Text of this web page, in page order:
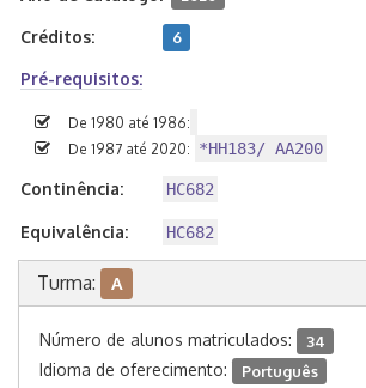
Créditos: 6
Pré-requisitos:
De 1980 até 1986:
De 1987 até 2020: *HH183/ AA200
Continência: HC682
Equivalência: HC682
Turma: A
Número de alunos matriculados: 34
Idioma de oferecimento: Português